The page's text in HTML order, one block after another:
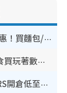
長者優惠｜OK便利店推樂悠咭優惠！買麵包/牛奶/保健品拍卡即減
【8月生日優惠2026】全港85大食買玩著數攻略 自助餐/火鍋放題同行免費＋誠品/DONKI送現金券
開倉優惠｜銅鑼灣MICHAEL KORS開倉低至17折！直擊$500起買手袋/銀包/鞋款 必買經典Jet Set系列